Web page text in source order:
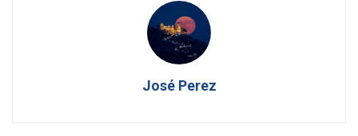
José Perez